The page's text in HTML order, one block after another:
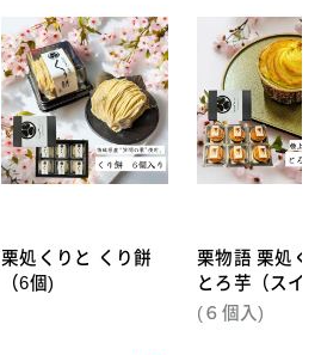
栗処くりと くり餅
（6個)
栗物語 栗処く
とろ芋（スイ
テト）6個セッ
(６個入)